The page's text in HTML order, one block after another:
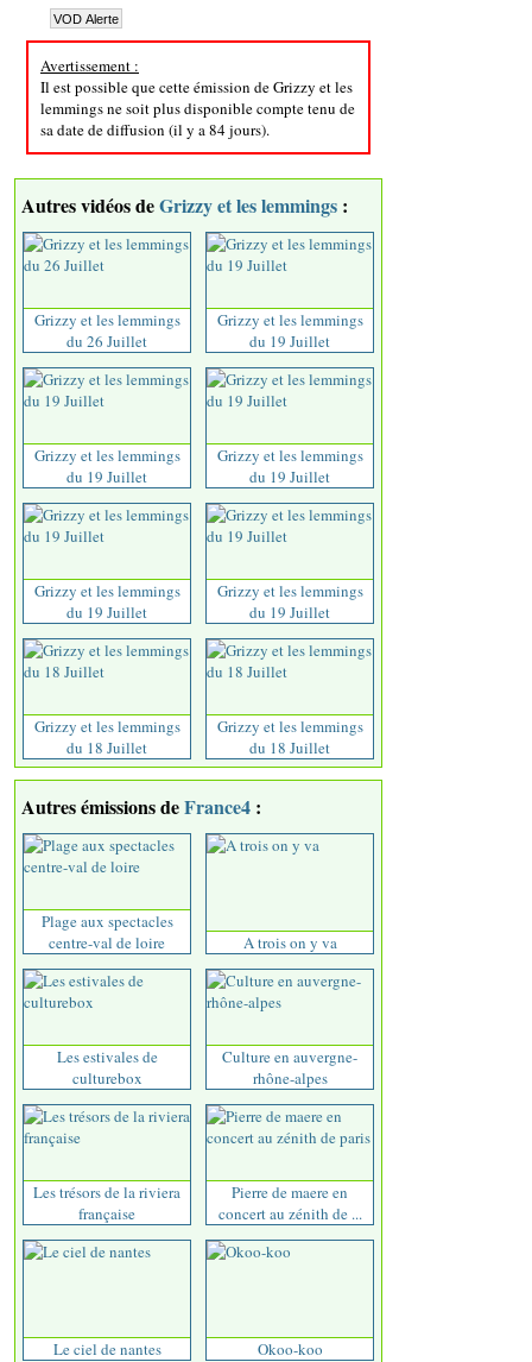
Avertissement :
Il est possible que cette émission de Grizzy et les
lemmings ne soit plus disponible compte tenu de
sa date de diffusion (il y a 84 jours).
Autres vidéos deGrizzy et les lemmings :
Grizzy et les lemmings
du 26 Juillet
Grizzy et les lemmings
du 19 Juillet
Grizzy et les lemmings
du 19 Juillet
Grizzy et les lemmings
du 19 Juillet
Grizzy et les lemmings
du 19 Juillet
Grizzy et les lemmings
du 19 Juillet
Grizzy et les lemmings
du 18 Juillet
Grizzy et les lemmings
du 18 Juillet
Autres émissions deFrance4 :
Plage aux spectacles
centre-val de loire
A trois on y va
Les estivales de
culturebox
Culture en auvergne-
rhône-alpes
Les trésors de la riviera
française
Pierre de maere en
concert au zénith de ...
Le ciel de nantes Okoo-koo